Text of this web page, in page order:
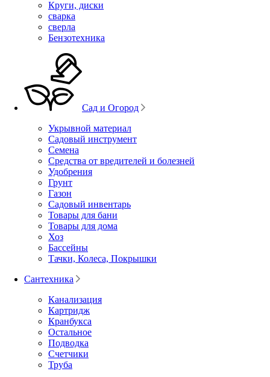
Круги, диски
сварка
сверла
Бензотехника
Сад и Огород
Укрывной материал
Садовый инструмент
Семена
Средства от вредителей и болезней
Удобрения
Грунт
Газон
Садовый инвентарь
Товары для бани
Товары для дома
Хоз
Бассейны
Тачки, Колеса, Покрышки
Сантехника
Канализация
Картридж
Кранбукса
Остальное
Подводка
Счетчики
Труба